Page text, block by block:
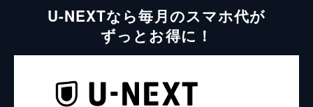
U-NEXTなら毎月のスマホ代が
ずっとお得に！